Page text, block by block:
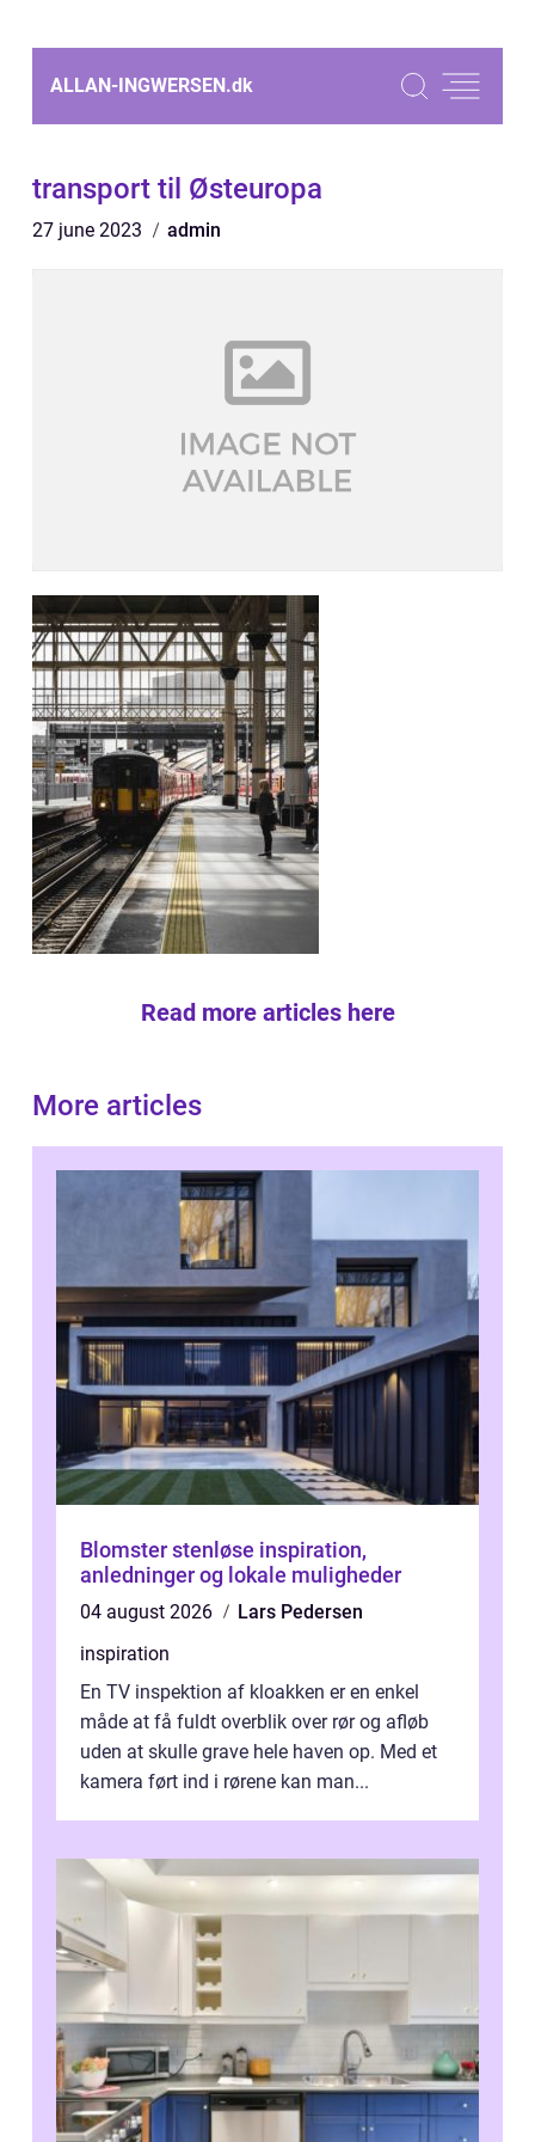
ALLAN-INGWERSEN.dk
transport til Østeuropa
27 june 2023 admin
Read more articles here
More articles
Blomster stenløse inspiration,
anledninger og lokale muligheder
04 august 2026
Lars Pedersen
inspiration
En TV inspektion af kloakken er en enkel
måde at få fuldt overblik over rør og afløb
uden at skulle grave hele haven op. Med et
kamera ført ind i rørene kan man...